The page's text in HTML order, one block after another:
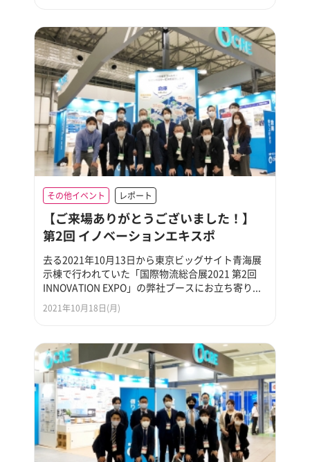
その他イベント レポート
【ご来場ありがとうございました！】
第2回 イノベーションエキスポ
去る2021年10月13日から東京ビッグサイト青海展
示棟で行われていた「国際物流総合展2021 第2回
INNOVATION EXPO」の弊社ブースにお立ち寄り...
2021年10月18日(月)